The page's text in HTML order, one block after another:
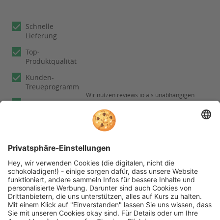
Schnelle
Lieferung
Top-
Produktqualität
Kunden-
Treueprogramm
Experten
Wir nutzen reviews.io als unabhängigen
Dienstleister für die Einholung von
Bewertungen. Erfahren Sie mehr unter
unserenInformationen zu
Kundenbewertungen
Folgen Sie rehashop auch auf folgenden Kanälen